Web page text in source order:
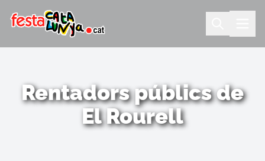
Rentadors públics de
El Rourell